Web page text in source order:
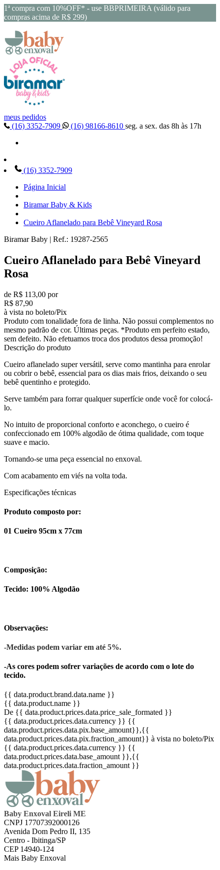
1ª compra com 10%OFF* - use BBPRIMEIRA (válido para
compras acima de R$ 299)
meus pedidos
(16) 3352-7909
(16) 98166-8610 seg. a sex. das 8h às 17h
(16) 3352-7909
Página Inicial
Biramar Baby & Kids
Cueiro Aflanelado para Bebê Vineyard Rosa
Biramar Baby | Ref.: 19287-2565
Cueiro Aflanelado para Bebê Vineyard
Rosa
de R$ 113,00 por
R$ 87,90
à vista no boleto/Pix
Produto com tonalidade fora de linha. Não possui complementos no
mesmo padrão de cor. Últimas peças. *Produto em perfeito estado,
sem defeito. Não efetuamos troca dos produtos dessa promoção!
Descrição do produto
Cueiro aflanelado super versátil, serve como mantinha para enrolar
ou cobrir o bebê, essencial para os dias mais frios, deixando o seu
bebê quentinho e protegido.
Serve também para forrar qualquer superfície onde você for colocá-
lo.
No intuito de proporcional conforto e aconchego, o cueiro é
confeccionado em 100% algodão de ótima qualidade, com toque
suave e macio.
Tornando-se uma peça essencial no enxoval.
Com acabamento em viés na volta toda.
Especificações técnicas
Produto composto por:
01 Cueiro 95cm x 77cm
Composição:
Tecido: 100% Algodão
Observações:
-Medidas podem variar em até 5%.
-As cores podem sofrer variações de acordo com o lote do
tecido.
{{ data.product.brand.data.name }}
{{ data.product.name }}
De {{ data.product.prices.data.price_sale_formated }}
{{ data.product.prices.data.currency }} {{
data.product.prices.data.pix.base_amount}},{{
data.product.prices.data.pix.fraction_amount}} à vista no boleto/Pix
{{ data.product.prices.data.currency }} {{
data.product.prices.data.base_amount }},{{
data.product.prices.data.fraction_amount }}
Baby Enxoval Eireli ME
CNPJ 17707392000126
Avenida Dom Pedro II, 135
Centro - Ibitinga/SP
CEP 14940-124
Mais Baby Enxoval